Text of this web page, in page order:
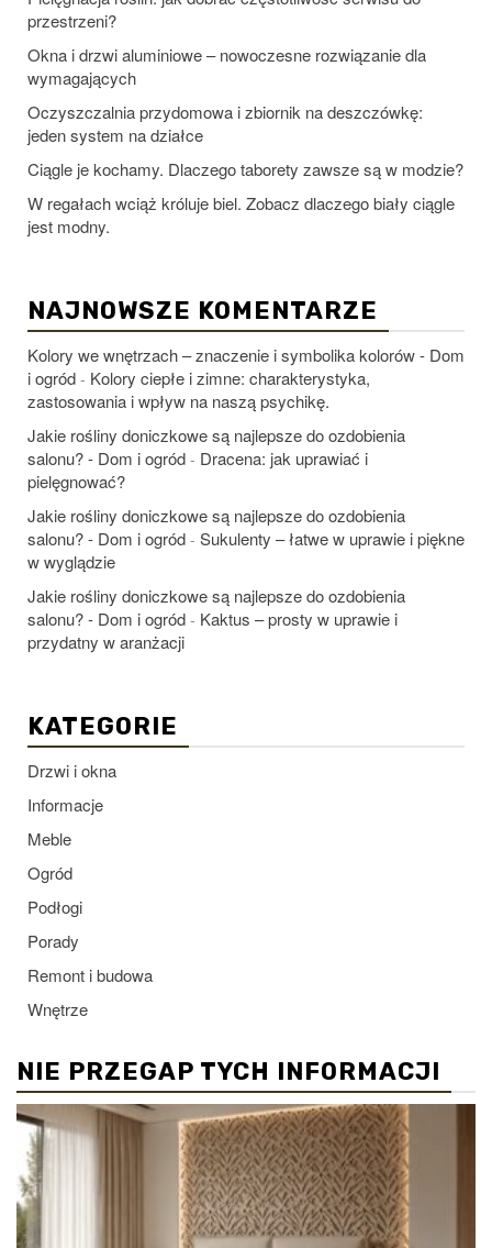
przestrzeni?
Okna i drzwi aluminiowe – nowoczesne rozwiązanie dla
wymagających
Oczyszczalnia przydomowa i zbiornik na deszczówkę:
jeden system na działce
Ciągle je kochamy. Dlaczego taborety zawsze są w modzie?
W regałach wciąż króluje biel. Zobacz dlaczego biały ciągle
jest modny.
NAJNOWSZE KOMENTARZE
Kolory we wnętrzach – znaczenie i symbolika kolorów - Dom
i ogród - Kolory ciepłe i zimne: charakterystyka,
zastosowania i wpływ na naszą psychikę.
Jakie rośliny doniczkowe są najlepsze do ozdobienia
salonu? - Dom i ogród - Dracena: jak uprawiać i
pielęgnować?
Jakie rośliny doniczkowe są najlepsze do ozdobienia
salonu? - Dom i ogród - Sukulenty – łatwe w uprawie i piękne
w wyglądzie
Jakie rośliny doniczkowe są najlepsze do ozdobienia
salonu? - Dom i ogród - Kaktus – prosty w uprawie i
przydatny w aranżacji
KATEGORIE
Drzwi i okna
Informacje
Meble
Ogród
Podłogi
Porady
Remont i budowa
Wnętrze
NIE PRZEGAP TYCH INFORMACJI